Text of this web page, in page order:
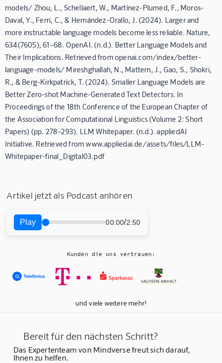
models/ Zhou, L., Schellaert, W., Martínez-Plumed, F., Moros-
Daval, Y., Ferri, C., & Hernández-Orallo, J. (2024). Larger and
more instructable language models become less reliable. Nature,
634(7605), 61–68. OpenAI. (n.d.). Better Language Models and
Their Implications. Retrieved from openai.com/index/better-
language-models/ Mireshghallah, N., Mattern, J., Gao, S., Shokri,
R., & Berg-Kirkpatrick, T. (2024). Smaller Language Models are
Better Zero-shot Machine-Generated Text Detectors. In
Proceedings of the 18th Conference of the European Chapter of
the Association for Computational Linguistics (Volume 2: Short
Papers) (pp. 278–293). LLM Whitepaper. (n.d.). appliedAI
Initiative. Retrieved from www.appliedai.de/assets/files/LLM-
Whitepaper-final_Digital03.pdf
Artikel jetzt als Podcast anhören
Play 00:00/2:50
Kunden die uns vertrauen:
und viele weitere mehr!
Bereit für den nächsten Schritt?
Das Expertenteam von Mindverse freut sich darauf,
Ihnen zu helfen.